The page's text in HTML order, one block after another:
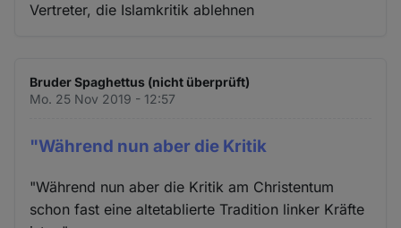
Vertreter, die Islamkritik ablehnen
Bruder Spaghettus (nicht überprüft)
Mo. 25 Nov 2019 - 12:57
"Während nun aber die Kritik
"Während nun aber die Kritik am Christentum
schon fast eine altetablierte Tradition linker Kräfte